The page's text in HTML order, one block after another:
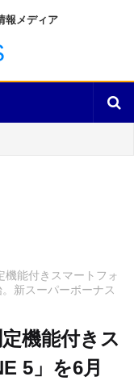
報メディア
機能付きスマートフォ
新スーパーボーナス
機能付きス
5」を6月